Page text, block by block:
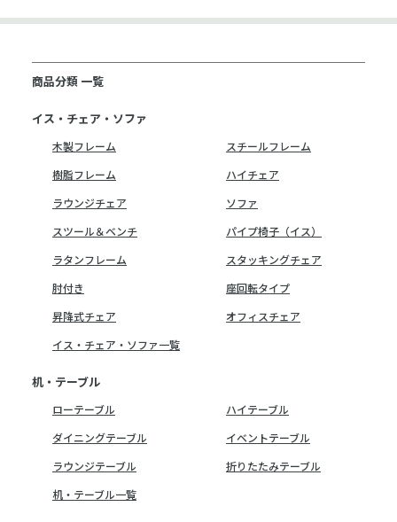
商品分類 一覧
イス・チェア・ソファ
木製フレーム
スチールフレーム
樹脂フレーム
ハイチェア
ラウンジチェア
ソファ
スツール＆ベンチ
パイプ椅子（イス）
ラタンフレーム
スタッキングチェア
肘付き
座回転タイプ
昇降式チェア
オフィスチェア
イス・チェア・ソファ一覧
机・テーブル
ローテーブル
ハイテーブル
ダイニングテーブル
イベントテーブル
ラウンジテーブル
折りたたみテーブル
机・テーブル一覧